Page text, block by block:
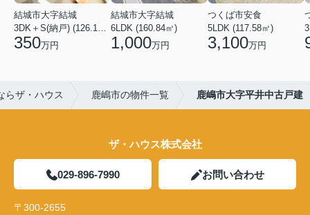
結城市大字結城
3DK＋S(納戸) (126.19㎡)
350万円
結城市大字結城
6LDK (160.84㎡)
1,000万円
つくば市安食
5LDK (117.58㎡)
3,100万円
らザ・ハウス 鹿嶋市の物件一覧 鹿嶋市大字平井中古戸建
ザ・ハウス株式会社
029-896-7990 お問い合わせ
〒300-2655